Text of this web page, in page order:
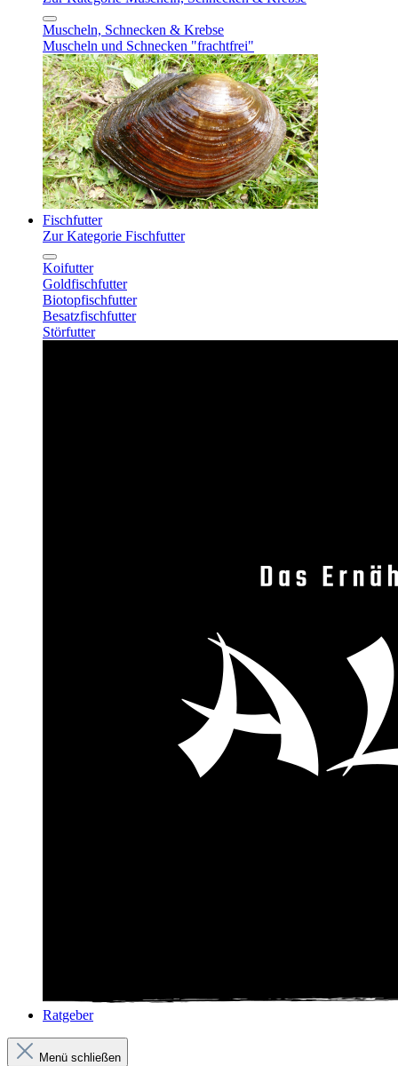
Muscheln, Schnecken & Krebse
Muscheln und Schnecken "frachtfrei"
Fischfutter
Zur Kategorie Fischfutter
Koifutter
Goldfischfutter
Biotopfischfutter
Besatzfischfutter
Störfutter
Ratgeber
Menü schließen